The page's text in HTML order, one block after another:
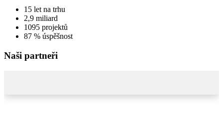
15 let na trhu
2,9 miliard
1095 projektů
87 % úspěšnost
Naši partneři